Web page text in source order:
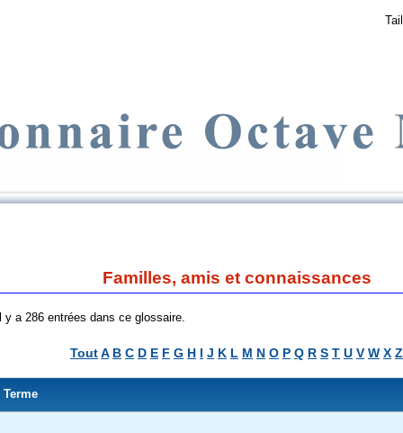
Familles, amis et connaissances
Il y a 286 entrées dans ce glossaire.
ToutA B C D E F G H I J K L M N O P Q R S T U V W X Z
Terme